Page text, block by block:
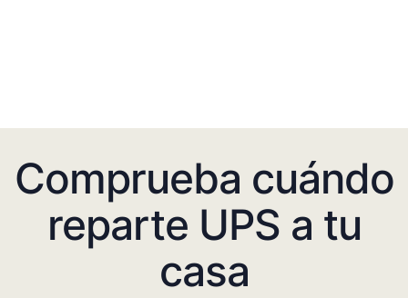
Comprueba cuándo
reparte UPS a tu
casa